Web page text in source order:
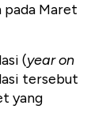
Maret
(year on
tersebut
yang